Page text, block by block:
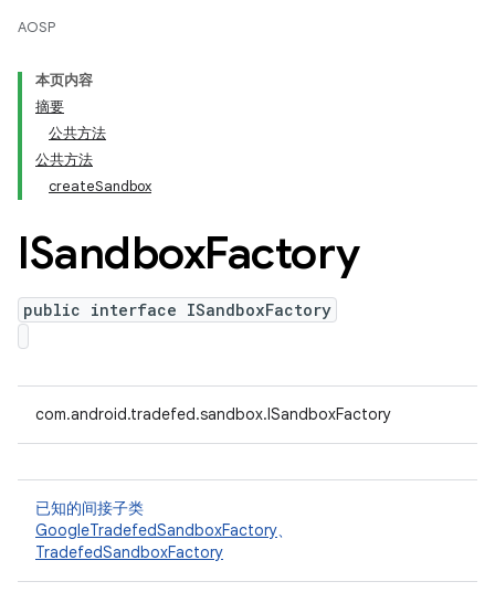
AOSP
本页内容
摘要
公共方法
公共方法
createSandbox
ISandboxFactory
public interface ISandboxFactory
com.android.tradefed.sandbox.ISandboxFactory
已知的间接子类
GoogleTradefedSandboxFactory、
TradefedSandboxFactory